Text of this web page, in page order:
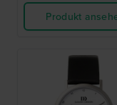
Produkt